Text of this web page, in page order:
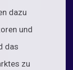
dazu
und
das
zu